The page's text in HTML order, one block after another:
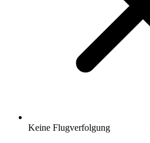
Keine Flugverfolgung